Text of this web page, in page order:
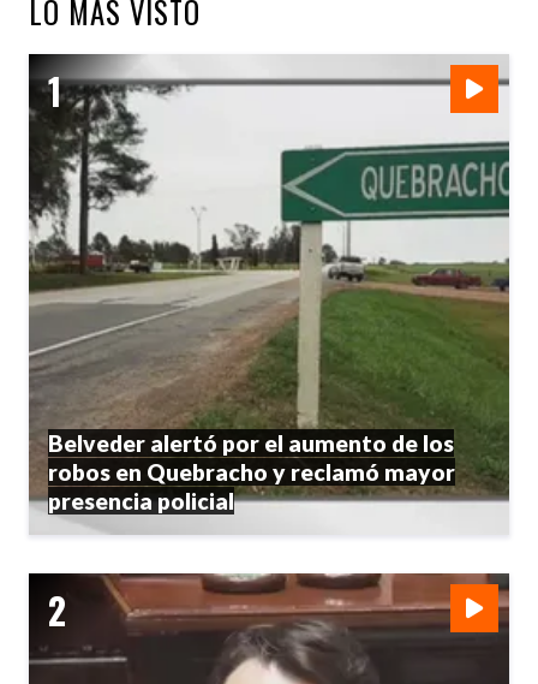
LO MÁS VISTO
Belveder alertó por el aumento de los
robos en Quebracho y reclamó mayor
presencia policial